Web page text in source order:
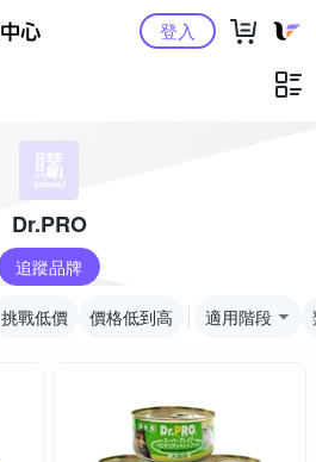
Yahoo購物中心登入
Dr.PRO
追蹤品牌
挑戰低價 價格低到高 適用階段